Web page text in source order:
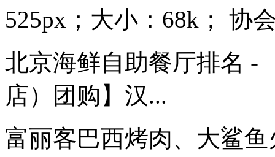
525px；大小：68k； 协
北京海鲜自助餐厅排名 -
店）团购】汉...
富丽客巴西烤肉、大鲨